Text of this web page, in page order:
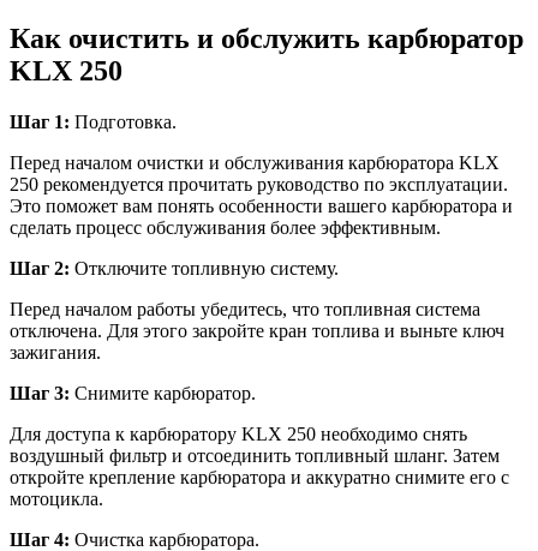
Как очистить и обслужить карбюратор
KLX 250
Шаг 1: Подготовка.
Перед началом очистки и обслуживания карбюратора KLX
250 рекомендуется прочитать руководство по эксплуатации.
Это поможет вам понять особенности вашего карбюратора и
сделать процесс обслуживания более эффективным.
Шаг 2: Отключите топливную систему.
Перед началом работы убедитесь, что топливная система
отключена. Для этого закройте кран топлива и выньте ключ
зажигания.
Шаг 3: Снимите карбюратор.
Для доступа к карбюратору KLX 250 необходимо снять
воздушный фильтр и отсоединить топливный шланг. Затем
откройте крепление карбюратора и аккуратно снимите его с
мотоцикла.
Шаг 4: Очистка карбюратора.